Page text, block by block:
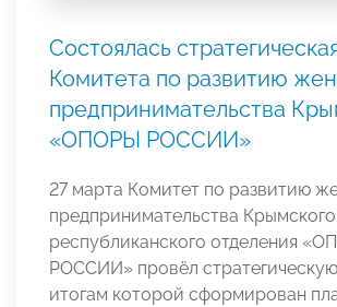
Состоялась
Комитета по развитию
предпринимательства
«ОПОРЫ РОССИИ»
27 марта Комитет по развитию
предпринимательства Крымского
республиканского отделения
РОССИИ» провёл
итогам которой сформирован